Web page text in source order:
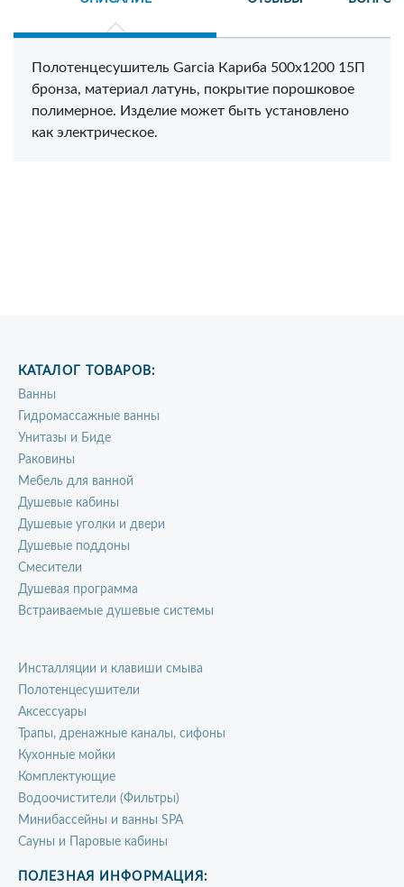
Полотенцесушитель Garcia Кариба 500х1200 15П
бронза, материал латунь, покрытие порошковое
полимерное. Изделие может быть установлено
как электрическое.
КАТАЛОГ ТОВАРОВ:
Ванны
Гидромассажные ванны
Унитазы и Биде
Раковины
Мебель для ванной
Душевые кабины
Душевые уголки и двери
Душевые поддоны
Смесители
Душевая программа
Встраиваемые душевые системы
Инсталляции и клавиши смыва
Полотенцесушители
Аксессуары
Трапы, дренажные каналы, сифоны
Кухонные мойки
Комплектующие
Водоочистители (Фильтры)
Минибассейны и ванны SPA
Сауны и Паровые кабины
ПОЛЕЗНАЯ ИНФОРМАЦИЯ: